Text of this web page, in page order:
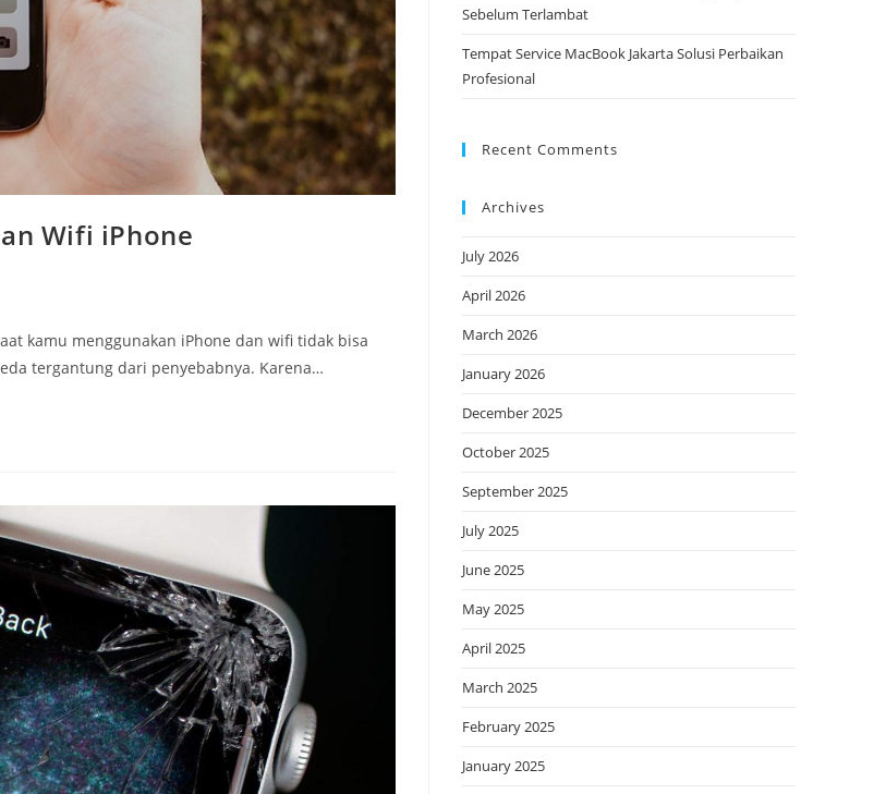
Wifi iPhone
kamu menggunakan iPhone dan wifi tidak bisa
tergantung dari penyebabnya. Karena…
Sebelum Terlambat
Tempat Service MacBook Jakarta Solusi Perbaikan
Profesional
Recent Comments
Archives
July 2026
April 2026
March 2026
January 2026
December 2025
October 2025
September 2025
July 2025
June 2025
May 2025
April 2025
March 2025
February 2025
January 2025